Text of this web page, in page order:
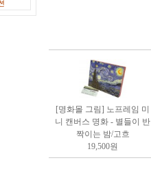
[명화몰 그림] 노프레임 미
니 캔버스 명화 - 별들이 반
짝이는 밤/고흐
19,500원